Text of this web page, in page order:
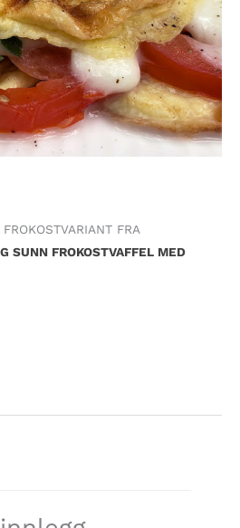
FRA
SUNN FROKOSTVAFFEL MED